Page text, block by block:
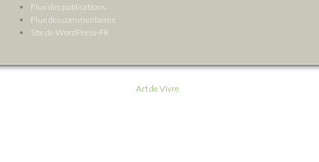
Flux des publications
Flux des commentaires
Site de WordPress-FR
Art de Vivre